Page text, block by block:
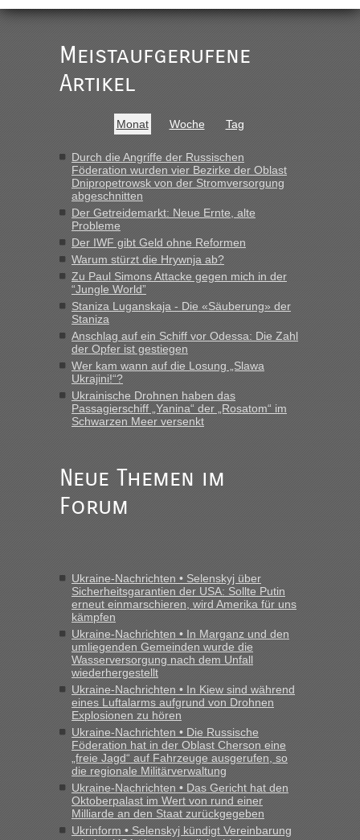
Ist korrekt, aber ich finde man hätte trotzdem im Text gleich
darauf hinweisen können.
War aber nicht "böse" gemeint ...
buchbar - warum auch immer ...
Hab´s versucht - bekomme aber immer angezeigt "auf dieser
Strecke fahren wir nicht"
inBerichte und Reisetipps • Re: Mit dem Zug in
die Ukraine
„Man sollte aber explizit dazu schreiben, daß es ein Zug von
LeoExpress ist - und nur auf deren Webseite kann man die
Fahrkarten kaufen. Zumindest ist es die erste Umsteigefreie
Verbindung von Deutschland...“
Recht, Visa und Dokumente • Re: Deklaration
gebrauchter Kleidung beim Zoll
„Vielen Dank, mit einem Briefchen meiner Frau im Gepäck
gab es keine Probleme“
fast 11 Milliarden aufgedeckt
„Am besten wäre natürlich, wenn die Frau mit dabei ist.
Alleinreisende Männer stehen schließlich immer unter
Milliarden aufgedeckt
„Kein Zoll. Du musst an sich nur sagen dass das privat ist
und du nicht damit handeln willst. So lange das nicht
Originalverpackt ist und ersichlich das nicht neu sollte es
keine Probleme geben“
Recht, Visa und Dokumente • Deklaration
gebrauchter Kleidung beim Zoll
„Hallo Leute, ich weiß nicht, ob ich hier richtig bin mit meiner
Anfrage. Ich möchte 4 Umzugskartons mit gebrauchter
Straßen Kleidung bei der Einreise in die Ukraine
mitnehmen. Es ist gebrauchte Kleidung...“
Berichte und Reisetipps • Re: An welchem
Grenzübergang zwischen Polen und der Ukraine geht es am
schnellsten?
Meistaufgerufene
Artikel
Monat Woche Tag
Durch die Angriffe der Russischen
Föderation wurden vier Bezirke der Oblast
Dnipropetrowsk von der Stromversorgung
abgeschnitten
Der Getreidemarkt: Neue Ernte, alte
Probleme
Der IWF gibt Geld ohne Reformen
Warum stürzt die Hrywnja ab?
Zu Paul Simons Attacke gegen mich in der
“Jungle World”
Staniza Luganskaja - Die «Säuberung» der
Staniza
Anschlag auf ein Schiff vor Odessa: Die Zahl
der Opfer ist gestiegen
Wer kam wann auf die Losung „Slawa
Ukrajini!“?
Ukrainische Drohnen haben das
Passagierschiff „Yanina“ der „Rosatom“ im
Schwarzen Meer versenkt
Neue Themen im
Forum
Ukraine-Nachrichten • Selenskyj über
Sicherheitsgarantien der USA: Sollte Putin
erneut einmarschieren, wird Amerika für uns
kämpfen
Ukraine-Nachrichten • In Marganz und den
umliegenden Gemeinden wurde die
Wasserversorgung nach dem Unfall
wiederhergestellt
Ukraine-Nachrichten • In Kiew sind während
eines Luftalarms aufgrund von Drohnen
Explosionen zu hören
Ukraine-Nachrichten • Die Russische
Föderation hat in der Oblast Cherson eine
„freie Jagd“ auf Fahrzeuge ausgerufen, so
die regionale Militärverwaltung
Ukraine-Nachrichten • Das Gericht hat den
Oktoberpalast im Wert von rund einer
Milliarde an den Staat zurückgegeben
Ukrinform • Selenskyj kündigt Vereinbarung